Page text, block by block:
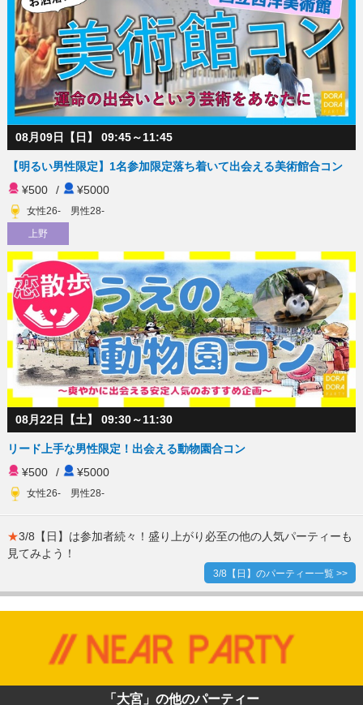
08月09日【日】 09:45～11:45
【明るい男性限定】1名参加限定落ち着いて出会える美術館合コン
¥500
/ ¥5000
女性26- 男性28-
上野
08月22日【土】 09:30～11:30
リード上手な男性限定！出会える動物園合コン
¥500
/ ¥5000
女性26- 男性28-
★3/8【日】は参加者続々！盛り上がり必至の他の人気パーティーも
見てみよう！
3/8【日】のパーティー一覧 >>
「大宮」の他のパーティー